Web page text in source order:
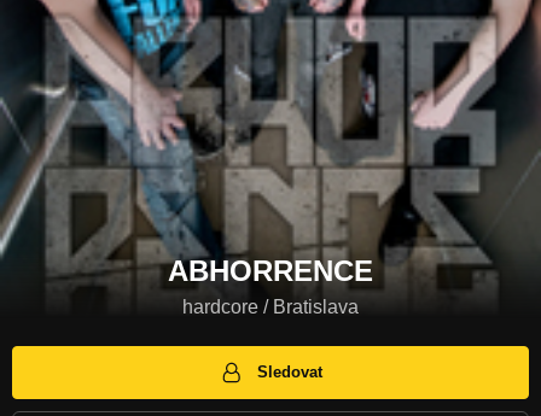
ABHORRENCE
hardcore / Bratislava
Sledovat